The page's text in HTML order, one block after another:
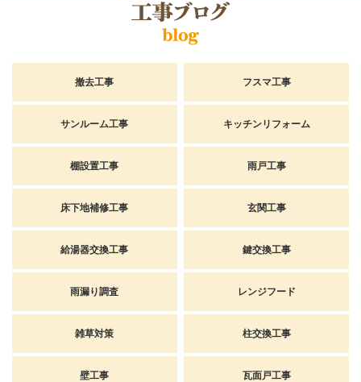
撤去工事 フスマ工事
サンルーム工事 キッチンリフォーム
棚設置工事 雨戸工事
床下地補修工事 玄関工事
給湯器交換工事 鍵交換工事
雨漏り調査 レンジフード
雑草対策 柱交換工事
壁工事 瓦面戸工事